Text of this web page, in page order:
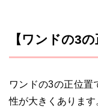
【ワンドの3
ワンドの3の正位置
性が大きくあります